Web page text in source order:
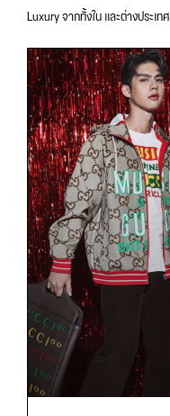
Luxury จากทั้งใน และต่างประเทศ